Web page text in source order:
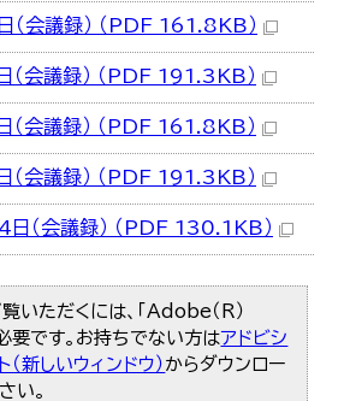
会議録） （PDF 161.8KB）
会議録） （PDF 191.3KB）
会議録） （PDF 161.8KB）
会議録） （PDF 191.3KB）
（会議録） （PDF 130.1KB）
いただくには、「Adobe（R）
要です。お持ちでない方はアドビシ
新しいウィンドウ） からダウンロー
い。